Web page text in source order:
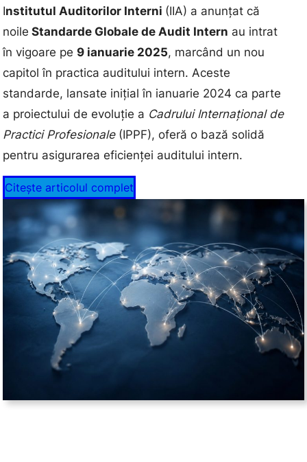
Institutul Auditorilor Interni (IIA) a anunțat că
noile Standarde Globale de Audit Intern au intrat
în vigoare pe9 ianuarie 2025, marcând un nou
capitol în practica auditului intern. Aceste
standarde, lansate inițial în ianuarie 2024 ca parte
a proiectului de evoluție a Cadrului Internațional de
Practici Profesionale(IPPF), oferă o bază solidă
pentru asigurarea eficienței auditului intern.
Citește articolul complet